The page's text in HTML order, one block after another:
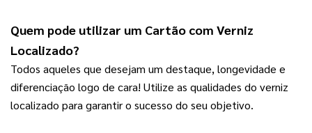
Quem pode utilizar um Cartão com Verniz
Localizado?
Todos aqueles que desejam um destaque, longevidade e
diferenciação logo de cara! Utilize as qualidades do verniz
localizado para garantir o sucesso do seu objetivo.